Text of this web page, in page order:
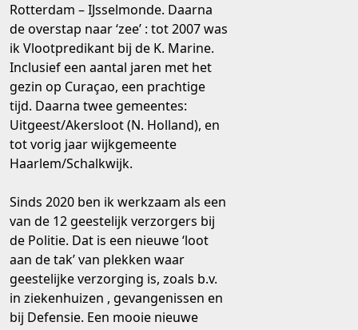
Rotterdam – IJsselmonde. Daarna
de overstap naar ‘zee’ : tot 2007 was
ik Vlootpredikant bij de K. Marine.
Inclusief een aantal jaren met het
gezin op Curaçao, een prachtige
tijd. Daarna twee gemeentes:
Uitgeest/Akersloot (N. Holland), en
tot vorig jaar wijkgemeente
Haarlem/Schalkwijk.
Sinds 2020 ben ik werkzaam als een
van de 12 geestelijk verzorgers bij
de Politie. Dat is een nieuwe ‘loot
aan de tak’ van plekken waar
geestelijke verzorging is, zoals b.v.
in ziekenhuizen , gevangenissen en
bij Defensie. Een mooie nieuwe